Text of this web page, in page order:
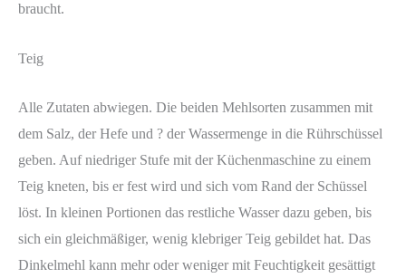
braucht.
Teig
Alle Zutaten abwiegen. Die beiden Mehlsorten zusammen mit
dem Salz, der Hefe und ? der Wassermenge in die Rührschüssel
geben. Auf niedriger Stufe mit der Küchenmaschine zu einem
Teig kneten, bis er fest wird und sich vom Rand der Schüssel
löst. In kleinen Portionen das restliche Wasser dazu geben, bis
sich ein gleichmäßiger, wenig klebriger Teig gebildet hat. Das
Dinkelmehl kann mehr oder weniger mit Feuchtigkeit gesättigt